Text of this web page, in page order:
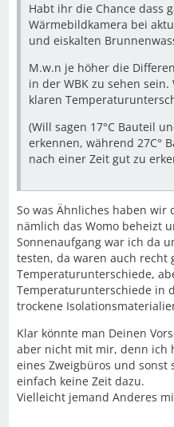
Habt ihr die Chance dass
Wärmebildkamera bei
und eiskalten
M.w.n je höher die
in der WBK zu sehen
klaren
(Will sagen 17°C Bauteil
erkennen, während 27C°
nach einer Zeit gut zu
So was Ähnliches haben wir
nämlich das Womo beheizt
Sonnenaufgang war ich da
testen, da waren auch recht
Temperaturunterschiede,
Temperaturunterschiede in
trockene
Klar könnte man Deinen
aber nicht mit mir, denn ich
eines Zweigbüros und sonst
einfach keine Zeit dazu.
Vielleicht jemand Anderes